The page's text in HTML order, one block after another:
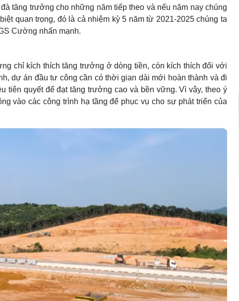
tăng trưởng cho những năm tiếp theo và nếu năm nay chúng
quan trọng, đó là cả nhiệm kỳ 5 năm từ 2021-2025 chúng ta
Cường nhấn mạnh.
chỉ kích thích tăng trưởng ở dòng tiền, còn kích thích đối với
dự án đầu tư công cần có thời gian dài mới hoàn thành và đi
tiên quyết để đạt tăng trưởng cao và bền vững. Vì vậy, theo ý
vào các công trình hạ tầng để phục vụ cho sự phát triển của